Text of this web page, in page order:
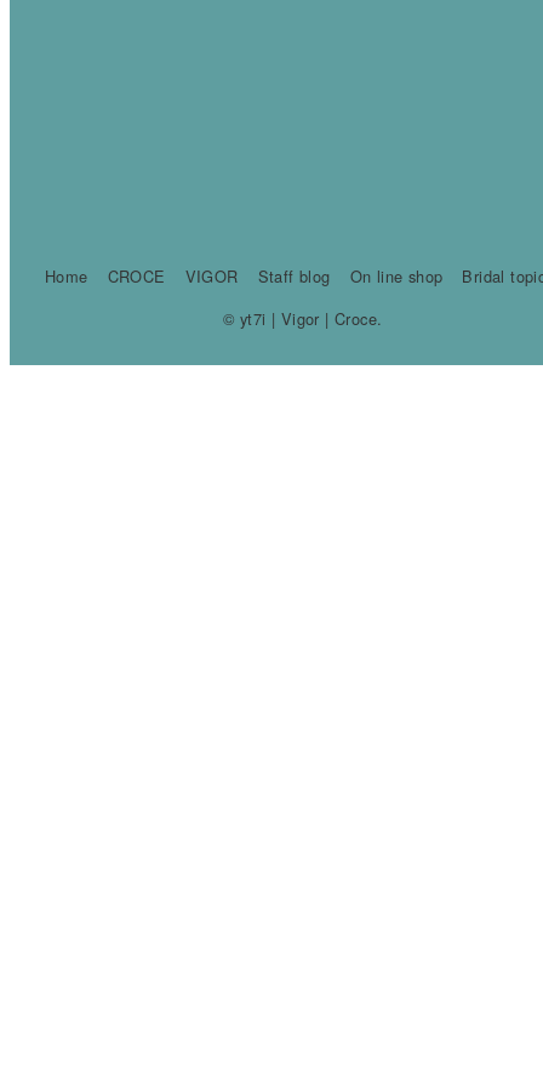
Home CROCE VIGOR Staff blog On line shop
Bridal
© yt7i | Vigor | Croce.